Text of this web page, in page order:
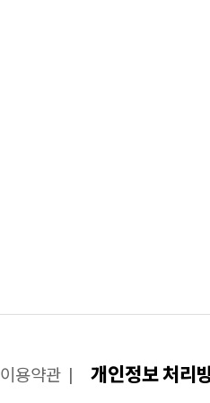
이용약관 | 개인정보 처리